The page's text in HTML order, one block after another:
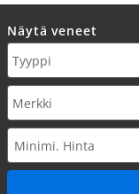
Näytä veneet